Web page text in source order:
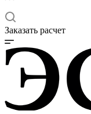
Заказать расчет